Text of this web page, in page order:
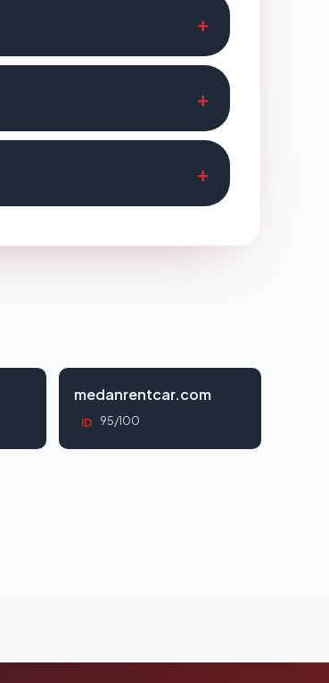
medanrentcar.com
ID 95/100